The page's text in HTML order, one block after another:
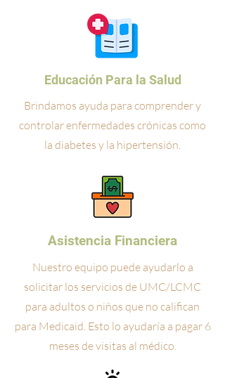
Educación Para la Salud
Brindamos ayuda para comprender y
controlar enfermedades crónicas como
la diabetes y la hipertensión.
Asistencia Financiera
Nuestro equipo puede ayudarlo a
solicitar los servicios de UMC/LCMC
para adultos o niños que no califican
para Medicaid. Esto lo ayudaría a pagar 6
meses de visitas al médico.